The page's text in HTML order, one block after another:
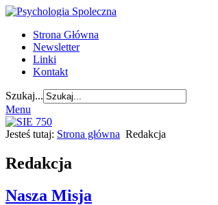
Strona Główna
Newsletter
Linki
Kontakt
Szukaj...
Menu
Jesteś tutaj: Strona główna Redakcja
Redakcja
Nasza Misja